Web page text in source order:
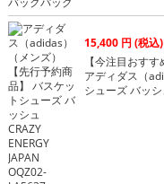
15,400 円 (税込)
【今注目おすす
アディダス（
シューズ バッシ